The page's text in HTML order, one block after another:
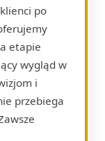
po
etapie
wygląd w
i
przebiega